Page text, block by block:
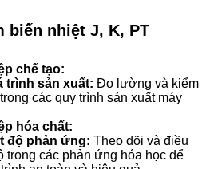
biến nhiệt J, K, PT
chế tạo:
trình sản xuất: Đo lường và kiểm
các quy trình sản xuất máy
hóa chất:
độ phản ứng: Theo dõi và điều
trong các phản ứng hóa học để